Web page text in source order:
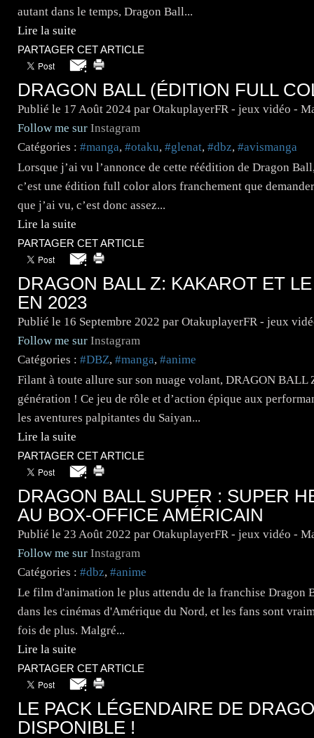
autant dans le temps, Dragon Ball...
Lire la suite
PARTAGER CET ARTICLE
DRAGON BALL (ÉDITION FULL
Publié le 17 Août 2024 par OtakuplayerFR - jeux vidéo -
Follow me sur Instagram
Catégories : #manga, #otaku, #glenat, #dbz, #avismanga
Lorsque j’ai vu l’annonce de cette réédition de Dragon
c’est une édition full color alors franchement que
que j’ai vu, c’est donc assez...
Lire la suite
PARTAGER CET ARTICLE
DRAGON BALL Z: KAKAROT ET
EN 2023
Publié le 16 Septembre 2022 par OtakuplayerFR - jeux
Follow me sur Instagram
Catégories : #DBZ, #manga, #anime
Filant à toute allure sur son nuage volant, DRAGON
génération ! Ce jeu de rôle et d’action épique aux
les aventures palpitantes du Saiyan...
Lire la suite
PARTAGER CET ARTICLE
DRAGON BALL SUPER : SUPER
AU BOX-OFFICE AMÉRICAIN
Publié le 23 Août 2022 par OtakuplayerFR - jeux vidéo -
Follow me sur Instagram
Catégories : #dbz, #anime
Le film d'animation le plus attendu de la franchise
dans les cinémas d'Amérique du Nord, et les fans sont
fois de plus. Malgré...
Lire la suite
PARTAGER CET ARTICLE
LE PACK LÉGENDAIRE DE
DISPONIBLE !